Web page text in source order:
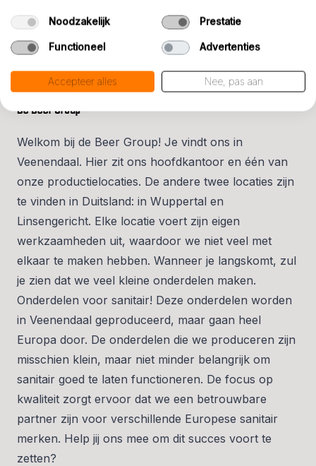
MAKING SMALL PARTS GREAT.
De Beer Group
Welkom bij de Beer Group! Je vindt ons in
Veenendaal. Hier zit ons hoofdkantoor en één van
onze productielocaties. De andere twee locaties zijn
te vinden in Duitsland: in Wuppertal en
Linsengericht. Elke locatie voert zijn eigen
werkzaamheden uit, waardoor we niet veel met
elkaar te maken hebben. Wanneer je langskomt, zul
je zien dat we veel kleine onderdelen maken.
Onderdelen voor sanitair! Deze onderdelen worden
in Veenendaal geproduceerd, maar gaan heel
Europa door. De onderdelen die we produceren zijn
misschien klein, maar niet minder belangrijk om
sanitair goed te laten functioneren. De focus op
kwaliteit zorgt ervoor dat we een betrouwbare
partner zijn voor verschillende Europese sanitair
merken. Help jij ons mee om dit succes voort te
zetten?
Noodzakelijk Prestatie
Functioneel Advertenties
Accepteer alles Nee, pas aan